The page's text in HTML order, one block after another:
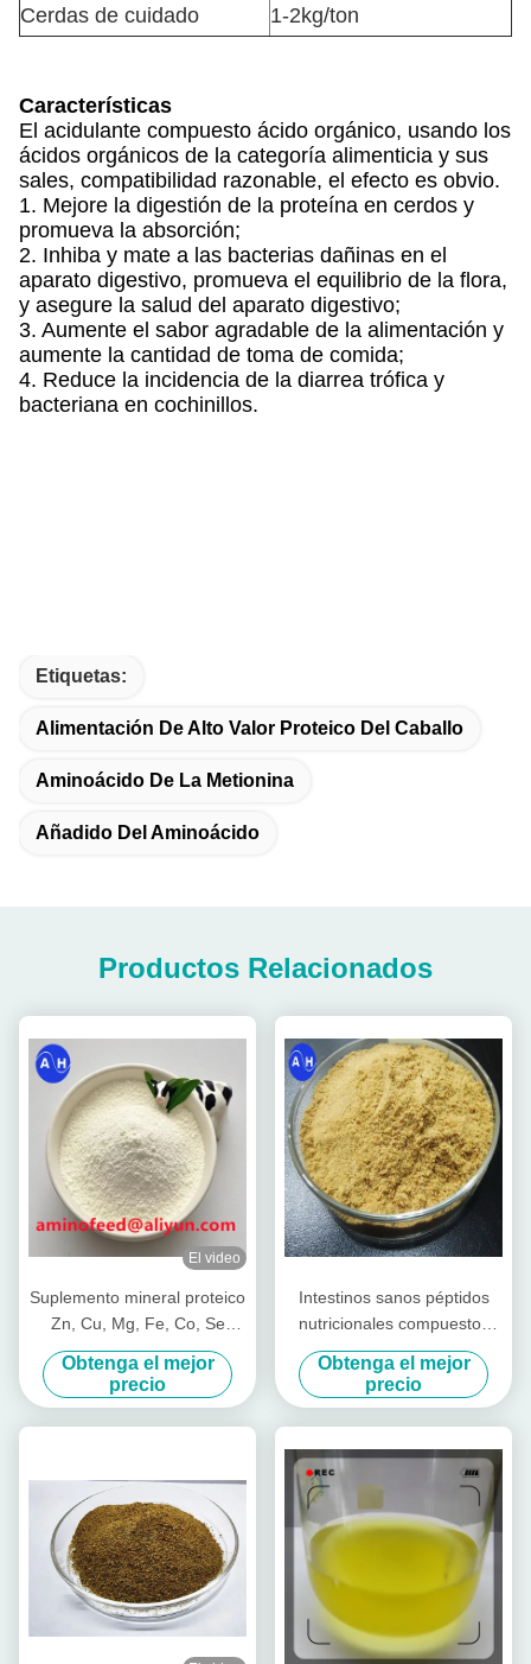
Cerdas de cuidado
1-2kg/ton
Características
El acidulante compuesto ácido orgánico, usando los
ácidos orgánicos de la categoría alimenticia y sus
sales, compatibilidad razonable, el efecto es obvio.
1. Mejore la digestión de la proteína en cerdos y
promueva la absorción;
2. Inhiba y mate a las bacterias dañinas en el
aparato digestivo, promueva el equilibrio de la flora,
y asegure la salud del aparato digestivo;
3. Aumente el sabor agradable de la alimentación y
aumente la cantidad de toma de comida;
4. Reduce la incidencia de la diarrea trófica y
bacteriana en cochinillos.
Etiquetas:
Alimentación De Alto Valor Proteico Del Caballo
Aminoácido De La Metionina
Añadido Del Aminoácido
Productos Relacionados
El video
Suplemento mineral proteico
Zn, Cu, Mg, Fe, Co, Se
forma
Obtenga el mejor
precio
Intestinos sanos péptidos
nutricionales compuestos
para el ganado vacas
lechones vacas de corral
Obtenga el mejor
precio